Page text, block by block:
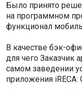
Было принято
на программном
функционал
В качестве бэк-
для чего Заказчик
самом заведении
приложения iRECA: